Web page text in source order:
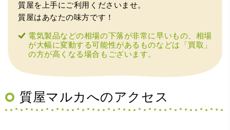
（大阪府東大阪市）ネットを見て安心できるお店であると
感じて飛び込みで訪問。飛びこみにも関わらず、とても親
切、丁ねいな対応をして頂き、思っていた以上の信用でき
るお店でした。満足いく金額で買い取って頂きました。あ
りがとうございます。
質屋を上手にご利用くださいませ。
質屋はあなたの味方です！
電気製品などの相場の下落が非常に早いもの、相場
が大幅に変動する可能性があるものなどは「買取」
の方が高くなる場合もございます。
質屋マルカへのアクセス